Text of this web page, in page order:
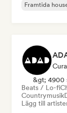
Framtida
&gt; 4900
Beats / Lo-fi
Countrymusik
Lägg till